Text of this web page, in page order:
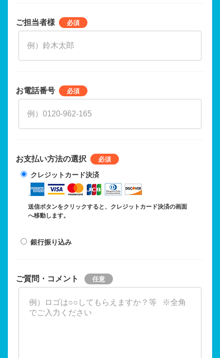
ご担当者様
お電話番号
お支払い方法の選択
クレジットカード決済
送信ボタンをクリックすると、クレジットカード決済の画面
へ移動します。
銀行振り込み
ご質問・コメント